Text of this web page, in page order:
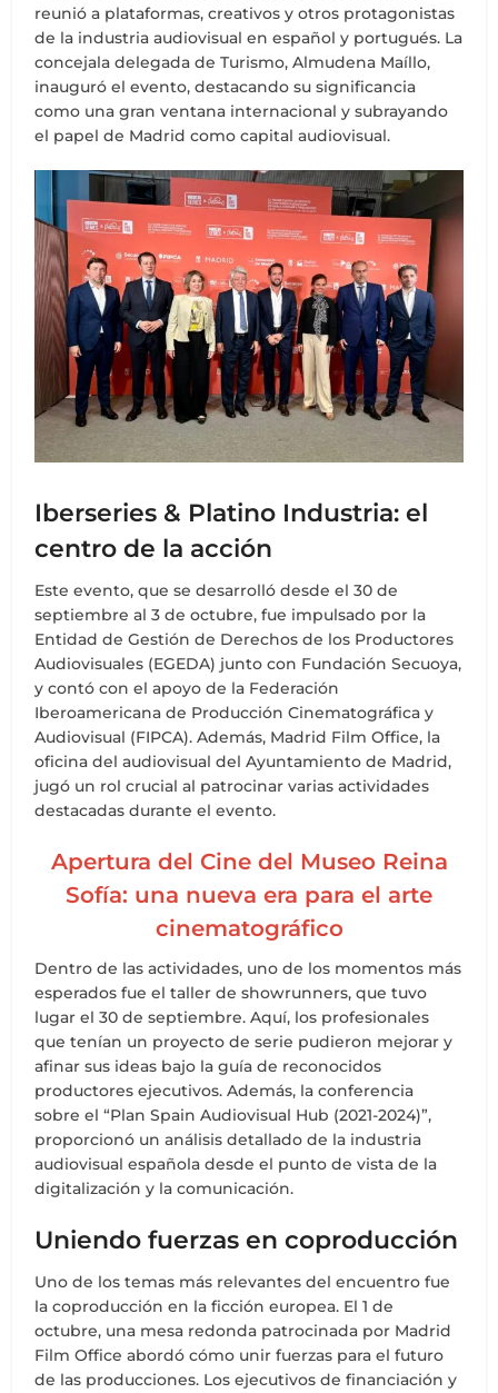
reunió a plataformas, creativos y otros protagonistas
de la industria audiovisual en español y portugués. La
concejala delegada de Turismo, Almudena Maíllo,
inauguró el evento, destacando su significancia
como una gran ventana internacional y subrayando
el papel de Madrid como capital audiovisual.
Iberseries & Platino Industria: el
centro de la acción
Este evento, que se desarrolló desde el 30 de
septiembre al 3 de octubre, fue impulsado por la
Entidad de Gestión de Derechos de los Productores
Audiovisuales (EGEDA) junto con Fundación Secuoya,
y contó con el apoyo de la Federación
Iberoamericana de Producción Cinematográfica y
Audiovisual (FIPCA). Además, Madrid Film Office, la
oficina del audiovisual del Ayuntamiento de Madrid,
jugó un rol crucial al patrocinar varias actividades
destacadas durante el evento.
Apertura del Cine del Museo Reina
Sofía: una nueva era para el arte
cinematográfico
Dentro de las actividades, uno de los momentos más
esperados fue el taller de showrunners, que tuvo
lugar el 30 de septiembre. Aquí, los profesionales
que tenían un proyecto de serie pudieron mejorar y
afinar sus ideas bajo la guía de reconocidos
productores ejecutivos. Además, la conferencia
sobre el “Plan Spain Audiovisual Hub (2021-2024)”,
proporcionó un análisis detallado de la industria
audiovisual española desde el punto de vista de la
digitalización y la comunicación.
Uniendo fuerzas en coproducción
Uno de los temas más relevantes del encuentro fue
la coproducción en la ficción europea. El 1 de
octubre, una mesa redonda patrocinada por Madrid
Film Office abordó cómo unir fuerzas para el futuro
de las producciones. Los ejecutivos de financiación y